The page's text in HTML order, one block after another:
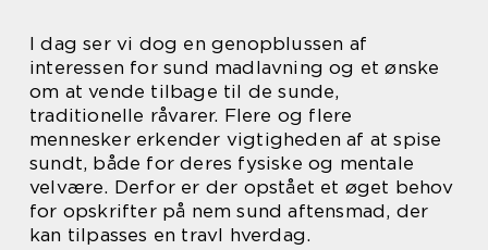
I dag ser vi dog en genopblussen af
interessen for sund madlavning og et ønske
om at vende tilbage til de sunde,
traditionelle råvarer. Flere og flere
mennesker erkender vigtigheden af at spise
sundt, både for deres fysiske og mentale
velvære. Derfor er der opstået et øget behov
for opskrifter på nem sund aftensmad, der
kan tilpasses en travl hverdag.